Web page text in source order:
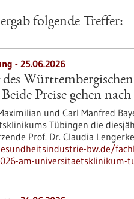
folgende Treffer:
- 25.06.2026
Preise gehen
und Carl Manfred
Tübingen die
Prof. Dr. Claudia
bw.de/
am-universitaetsklinikum-